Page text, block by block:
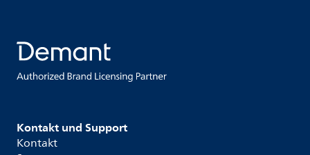
Kontakt und Support
Kontakt